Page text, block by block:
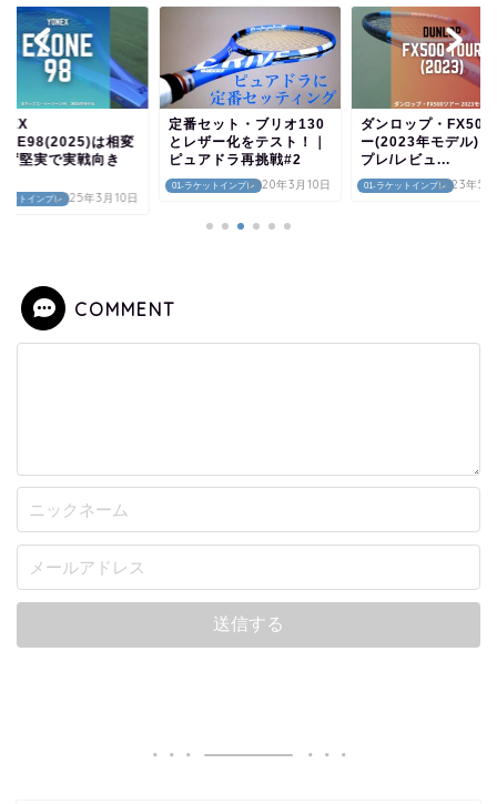
ットインプレ
は相変
ず堅実で実戦向き
2025年3月10日
01-ラケットインプレ
定番セット・ブリオ130
とレザー化をテスト！｜
ピュアドラ再挑戦#2
2020年3月10日 01-ラケットインプレ
ダンロップ・FX500
ー(2023年モデル)を
プレ/レビュ...
2023年5
COMMENT